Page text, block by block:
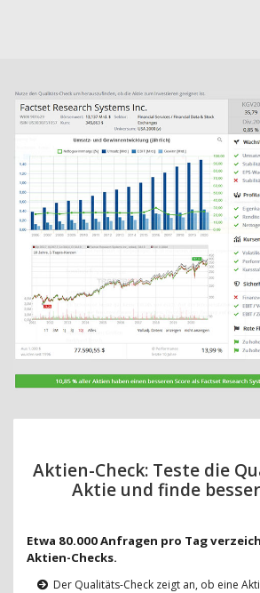
Aktien-Check: Teste die
Aktie und finde
Etwa 80.000 Anfragen pro Tag
Aktien-Checks.
Der Qualitäts-Check zeigt an, ob eine